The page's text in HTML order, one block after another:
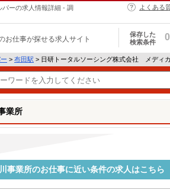
ーの求人情報詳細 - 調
よくある
お仕事が探せる求人サイト
保存した
検索条件
0
> 布田駅 > 日研トータルソーシング株式会社 メディ
業所
業所のお仕事に近い条件の求人はこちら